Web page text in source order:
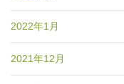
2022年1月
2021年12月